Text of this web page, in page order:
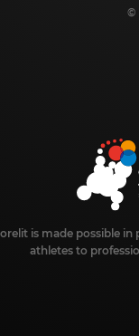
©
is made possible in
athletes to